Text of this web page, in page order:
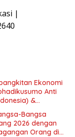
|
Ekonomi
Anti
&
Perekonomian
Bangsa
Bangsa
2026 dengan
Orang di